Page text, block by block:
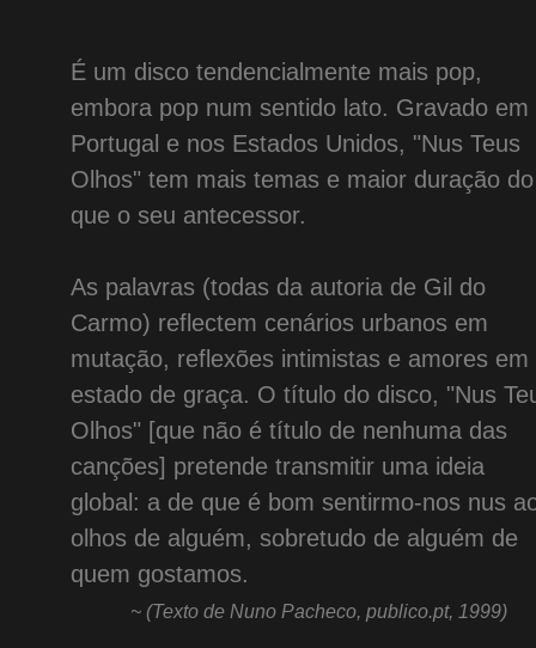
É um disco tendencialmente mais pop,
embora pop num sentido lato. Gravado em
Portugal e nos Estados Unidos, "Nus Teus
Olhos" tem mais temas e maior duração do
que o seu antecessor.
As palavras (todas da autoria de Gil do
Carmo) reflectem cenários urbanos em
mutação, reflexões intimistas e amores em
estado de graça. O título do disco, "Nus
Olhos" [que não é título de nenhuma das
canções] pretende transmitir uma ideia
global: a de que é bom sentirmo-nos nus
olhos de alguém, sobretudo de alguém de
quem gostamos.
~ (Texto de Nuno Pacheco, publico.pt, 1999)